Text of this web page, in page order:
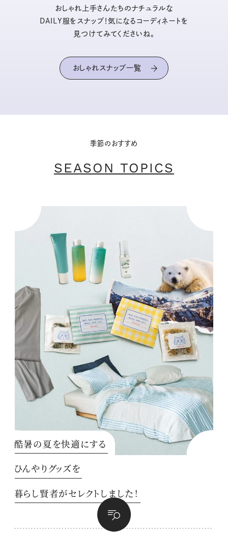
おしゃれ上手さんたちのナチュラルな
DAILY服をスナップ！気になるコーディネートを
見つけてみてくださいね。
おしゃれスナップ一覧
季節のおすすめ
SEASON TOPICS
酷暑の夏を快適にする
ひんやりグッズを
暮らし賢者がセレクトしました！